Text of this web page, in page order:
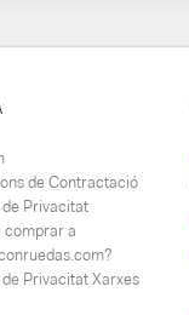
de Contractació
Privacitat
comprar a
Privacitat Xarxes